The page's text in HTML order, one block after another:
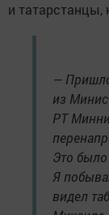
и татарстанцы,
—
из
РТ
Это
Я
видел